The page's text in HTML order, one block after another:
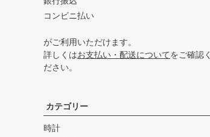
コンビニ払い
がご利用いただけます。
詳しくはお支払い・配送についてをご確認く
ださい。
カテゴリー
時計